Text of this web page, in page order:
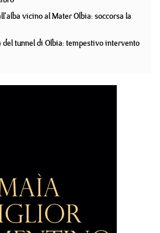
vicino al Mater Olbia: soccorsa la
tunnel di Olbia: tempestivo intervento